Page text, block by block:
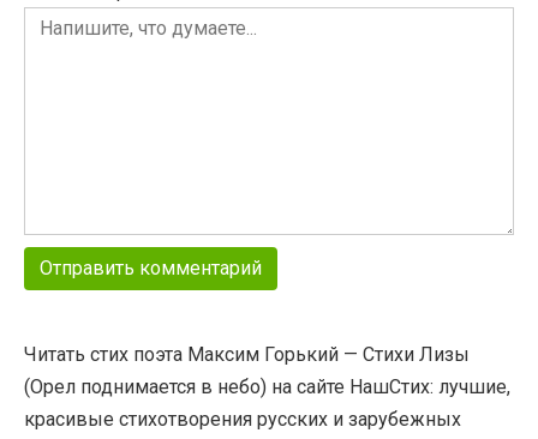
Читать стих поэта Максим Горький — Стихи Лизы
(Орел поднимается в небо) на сайте НашСтих: лучшие,
красивые стихотворения русских и зарубежных